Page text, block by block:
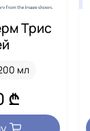
Трис
мл
₾